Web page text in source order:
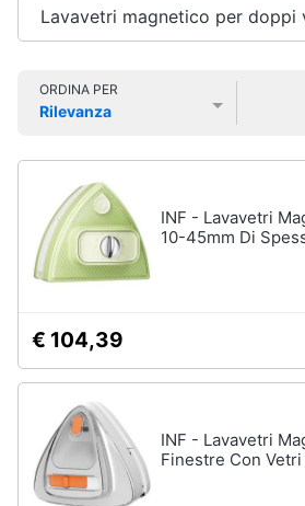
Cinema
home
Audio
e
musica
Arredo
Brico
e
Giardinaggio
Vedi
tutti
Asciugatrici
Asciugatrice
Lavatrice
Lavatrice
carica
Lavasciuga
Vedi
Lavastoviglie
Lavavetri magnetico per doppi
ORDINA PER
Rilevanza
INF - Lavavetri
10-45mm Di
€ 104,39
INF - Lavavetri
Finestre Con